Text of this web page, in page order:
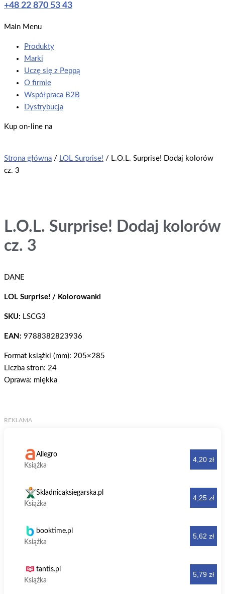
+48 22 870 53 43
Main Menu
Produkty
Marki
Uczę się z Peppą
O firmie
Współpraca B2B
Dystrybucja
Kup on-line na
Strona główna / LOL Surprise! / L.O.L. Surprise! Dodaj kolorów
cz. 3
L.O.L. Surprise! Dodaj kolorów
cz. 3
DANE
LOL Surprise! / Kolorowanki
SKU: LSCG3
EAN: 9788382823936
Format książki (mm): 205×285
Liczba stron: 24
Oprawa: miękka